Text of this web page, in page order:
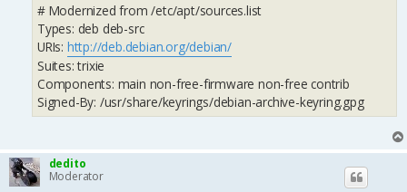
# Modernized from /etc/apt/sources.list
Types: deb deb-src
URIs: http://deb.debian.org/debian/
Suites: trixie
Components: main non-free-firmware non-free contrib
Signed-By: /usr/share/keyrings/debian-archive-keyring.gpg
dedito
Moderator